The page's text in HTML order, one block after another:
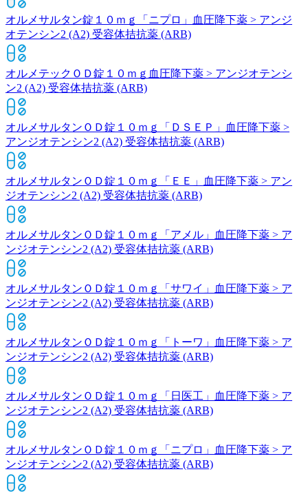
オルメサルタン錠１０ｍｇ「ニプロ」
血圧降下薬 > アンジ
オテンシン2 (A2) 受容体拮抗薬 (ARB)
オルメテックＯＤ錠１０ｍｇ 血圧降下薬 > アンジオテンシ
ン2 (A2) 受容体拮抗薬 (ARB)
オルメサルタンＯＤ錠１０ｍｇ「ＤＳＥＰ」
血圧降下薬 >
アンジオテンシン2 (A2) 受容体拮抗薬 (ARB)
オルメサルタンＯＤ錠１０ｍｇ「ＥＥ」
血圧降下薬 > アン
ジオテンシン2 (A2) 受容体拮抗薬 (ARB)
オルメサルタンＯＤ錠１０ｍｇ「アメル」
血圧降下薬 > ア
ンジオテンシン2 (A2) 受容体拮抗薬 (ARB)
オルメサルタンＯＤ錠１０ｍｇ「サワイ」
血圧降下薬 > ア
ンジオテンシン2 (A2) 受容体拮抗薬 (ARB)
オルメサルタンＯＤ錠１０ｍｇ「トーワ」
血圧降下薬 > ア
ンジオテンシン2 (A2) 受容体拮抗薬 (ARB)
オルメサルタンＯＤ錠１０ｍｇ「日医工」
血圧降下薬 > ア
ンジオテンシン2 (A2) 受容体拮抗薬 (ARB)
オルメサルタンＯＤ錠１０ｍｇ「ニプロ」
血圧降下薬 > ア
ンジオテンシン2 (A2) 受容体拮抗薬 (ARB)